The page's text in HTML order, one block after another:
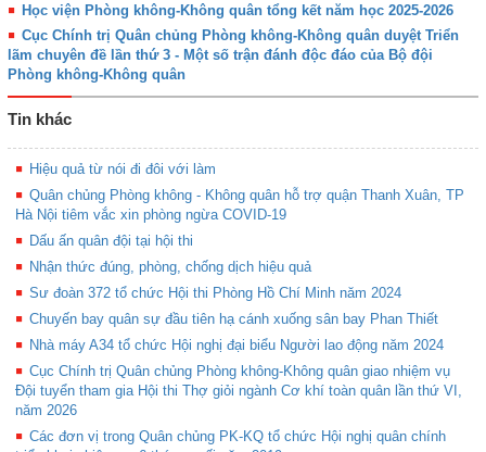
Học viện Phòng không-Không quân tổng kết năm học 2025-2026
Cục Chính trị Quân chủng Phòng không-Không quân duyệt Triển
lãm chuyên đề lần thứ 3 - Một số trận đánh độc đáo của Bộ đội
Phòng không-Không quân
Tin khác
Hiệu quả từ nói đi đôi với làm
Quân chủng Phòng không - Không quân hỗ trợ quận Thanh Xuân, TP
Hà Nội tiêm vắc xin phòng ngừa COVID-19
Dấu ấn quân đội tại hội thi
Nhận thức đúng, phòng, chống dịch hiệu quả
Sư đoàn 372 tổ chức Hội thi Phòng Hồ Chí Minh năm 2024
Chuyến bay quân sự đầu tiên hạ cánh xuống sân bay Phan Thiết
Nhà máy A34 tổ chức Hội nghị đại biểu Người lao động năm 2024
Cục Chính trị Quân chủng Phòng không-Không quân giao nhiệm vụ
Đội tuyển tham gia Hội thi Thợ giỏi ngành Cơ khí toàn quân lần thứ VI,
năm 2026
Các đơn vị trong Quân chủng PK-KQ tổ chức Hội nghị quân chính